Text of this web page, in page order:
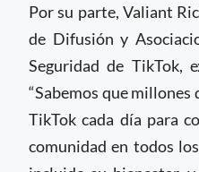
Por su parte, Valiant
de Difusión y
Seguridad de TikTok,
“Sabemos que millones
TikTok cada día para
comunidad en todos